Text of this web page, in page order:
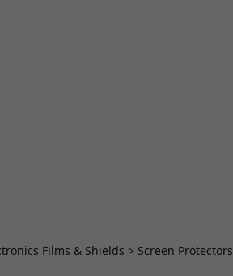
Films & Shields > Screen Protectors